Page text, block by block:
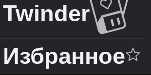
Twinder
Избранное